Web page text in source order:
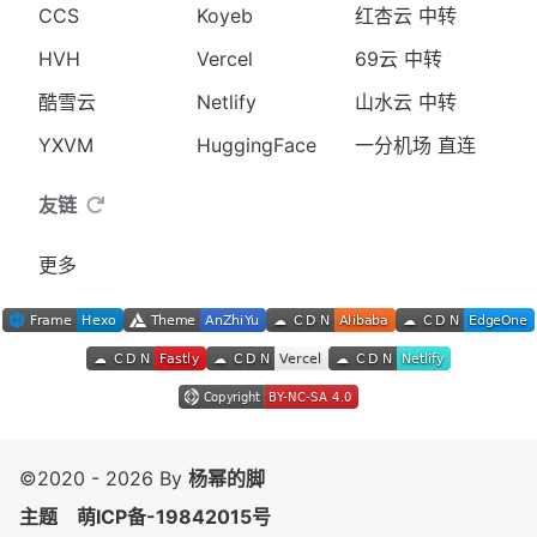
CCS
HVH
酷雪云
YXVM
Koyeb
Vercel
Netlify
HuggingFace
红杏云 中转
69云 中转
山水云 中转
一分机场 直连
友链
更多
©2020 - 2026 By 杨幂的脚
主题
萌ICP备-19842015号